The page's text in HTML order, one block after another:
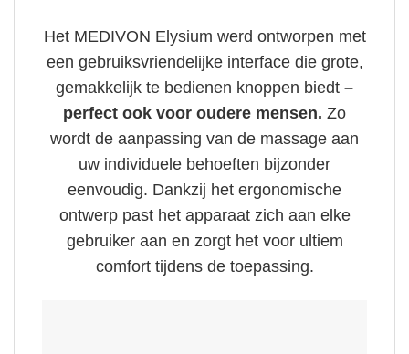
Het MEDIVON Elysium werd ontworpen met
een gebruiksvriendelijke interface die grote,
gemakkelijk te bedienen knoppen biedt –
perfect ook voor oudere mensen. Zo
wordt de aanpassing van de massage aan
uw individuele behoeften bijzonder
eenvoudig. Dankzij het ergonomische
ontwerp past het apparaat zich aan elke
gebruiker aan en zorgt het voor ultiem
comfort tijdens de toepassing.